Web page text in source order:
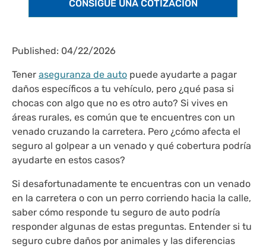
Published: 04/22/2026
Tener aseguranza de auto puede ayudarte a pagar
daños específicos a tu vehículo, pero ¿qué pasa si
chocas con algo que no es otro auto? Si vives en
áreas rurales, es común que te encuentres con un
venado cruzando la carretera. Pero ¿cómo afecta el
seguro al golpear a un venado y qué cobertura podría
ayudarte en estos casos?
Si desafortunadamente te encuentras con un venado
en la carretera o con un perro corriendo hacia la calle,
saber cómo responde tu seguro de auto podría
responder algunas de estas preguntas. Entender si tu
seguro cubre daños por animales y las diferencias